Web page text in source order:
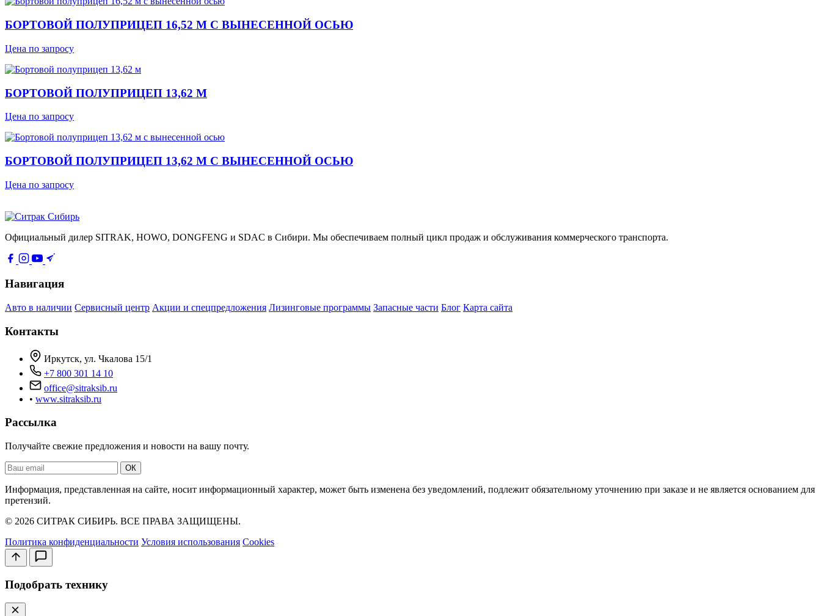
БОРТОВОЙ ПОЛУПРИЦЕП 16,52 М С ВЫНЕСЕННОЙ ОСЬЮ
Цена по запросу
БОРТОВОЙ ПОЛУПРИЦЕП 13,62 М
Цена по запросу
БОРТОВОЙ ПОЛУПРИЦЕП 13,62 М С ВЫНЕСЕННОЙ ОСЬЮ
Цена по запросу
Официальный дилер SITRAK, HOWO, DONGFENG и SDAC в Сибири. Мы обеспечиваем полный цикл продаж и обслуживания коммерческого транспорта.
Навигация
Авто в наличии Сервисный центр Акции и спецпредложения Лизинговые программы Запасные части Блог Карта сайта
Контакты
Иркутск, ул. Чкалова 15/1
+7 800 301 14 10
office@sitraksib.ru
• www.sitraksib.ru
Рассылка
Получайте свежие предложения и новости на вашу почту.
Ваш
email
ОК
Информация, представленная на сайте, носит информационный характер, может быть изменена без уведомлений, подлежит обязательному уточнению при заказе и не является основанием для
претензий.
© 2026 СИТРАК СИБИРЬ. ВСЕ ПРАВА ЗАЩИЩЕНЫ.
Политика конфиденциальности Условия использования Cookies
Подобрать технику